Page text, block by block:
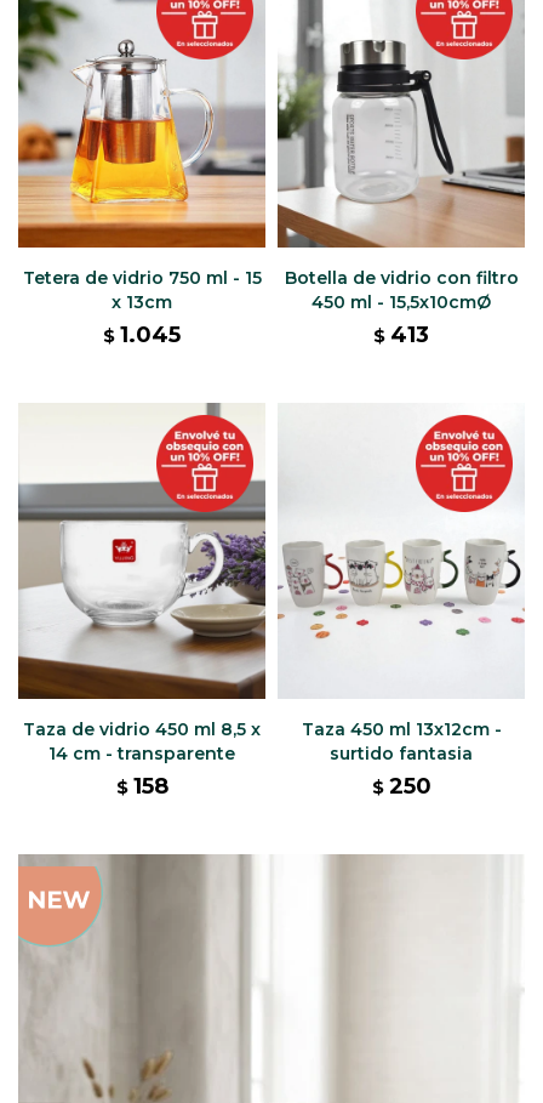
Tetera de vidrio 750 ml - 15
x 13cm
$ 1.045
Botella de vidrio con filtro
450 ml - 15,5x10cmØ
$ 413
Taza de vidrio 450 ml 8,5 x
14 cm - transparente
$ 158
Taza 450 ml 13x12cm -
surtido fantasia
$ 250